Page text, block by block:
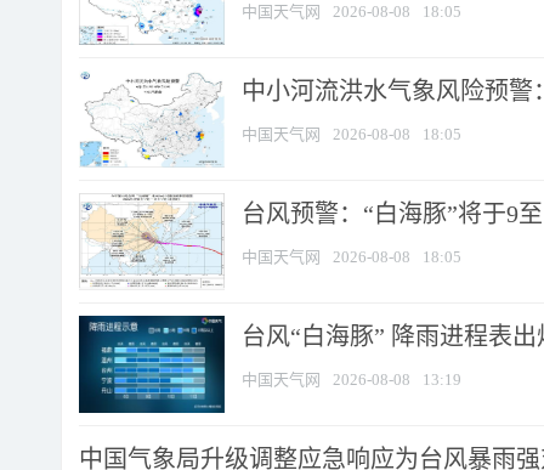
中国天气网 2026-08-08 18:05
中小河流洪水气象风险预
中国天气网 2026-08-08 18:05
台风预警：“白海豚”将于9
中国天气网 2026-08-08 18:05
台风“白海豚” 降雨进程表
中国天气网 2026-08-08 13:19
中国气象局升级调整应急响应为台风暴雨